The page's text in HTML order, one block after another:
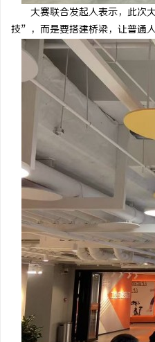
大赛联合发起人表示，此次
技”，而是要搭建桥梁，让普通